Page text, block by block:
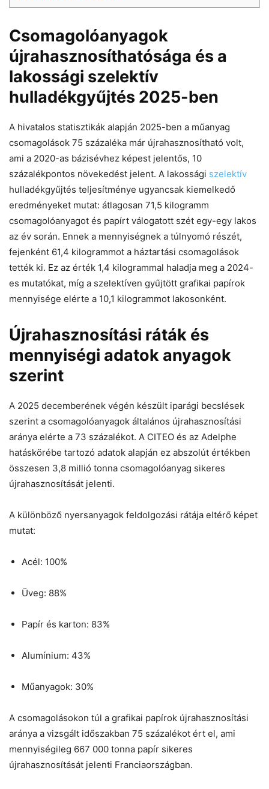
Csomagolóanyagok
újrahasznosíthatósága és a
lakossági szelektív
hulladékgyűjtés 2025-ben
A hivatalos statisztikák alapján 2025-ben a műanyag
csomagolások 75 százaléka már újrahasznosítható volt,
ami a 2020-as bázisévhez képest jelentős, 10
százalékpontos növekedést jelent. A lakossági szelektív
hulladékgyűjtés teljesítménye ugyancsak kiemelkedő
eredményeket mutat: átlagosan 71,5 kilogramm
csomagolóanyagot és papírt válogatott szét egy-egy lakos
az év során. Ennek a mennyiségnek a túlnyomó részét,
fejenként 61,4 kilogrammot a háztartási csomagolások
tették ki. Ez az érték 1,4 kilogrammal haladja meg a 2024-
es mutatókat, míg a szelektíven gyűjtött grafikai papírok
mennyisége elérte a 10,1 kilogrammot lakosonként.
Újrahasznosítási ráták és
mennyiségi adatok anyagok
szerint
A 2025 decemberének végén készült iparági becslések
szerint a csomagolóanyagok általános újrahasznosítási
aránya elérte a 73 százalékot. A CITEO és az Adelphe
hatáskörébe tartozó adatok alapján ez abszolút értékben
összesen 3,8 millió tonna csomagolóanyag sikeres
újrahasznosítását jelenti.
A különböző nyersanyagok feldolgozási rátája eltérő képet
mutat:
Acél: 100%
Üveg: 88%
Papír és karton: 83%
Alumínium: 43%
Műanyagok: 30%
A csomagolásokon túl a grafikai papírok újrahasznosítási
aránya a vizsgált időszakban 75 százalékot ért el, ami
mennyiségileg 667 000 tonna papír sikeres
újrahasznosítását jelenti Franciaországban.